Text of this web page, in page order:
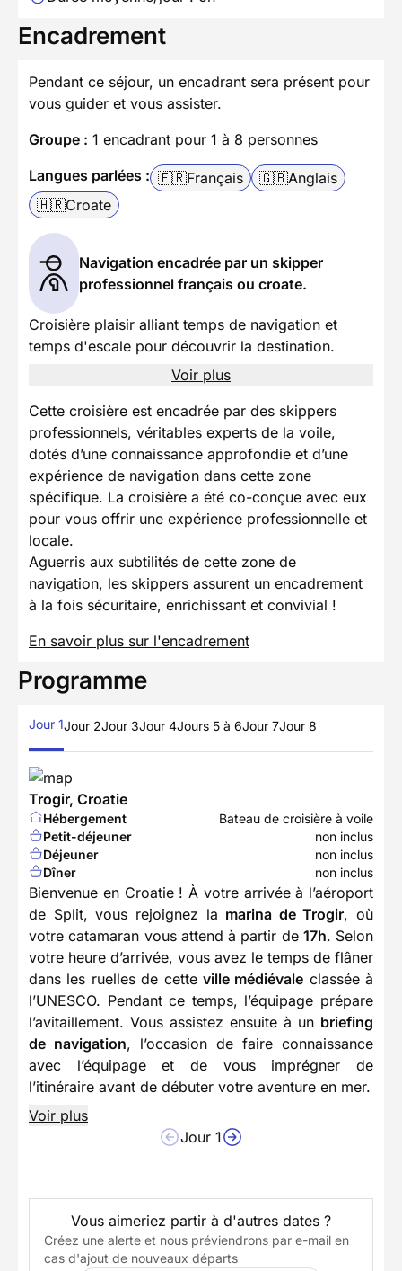
Encadrement
Pendant ce séjour, un encadrant sera présent pour
vous guider et vous assister.
Groupe : 1 encadrant pour 1 à 8 personnes
Langues parlées : 🇫🇷Français 🇬🇧Anglais
🇭🇷Croate
Navigation encadrée par un skipper
professionnel français ou croate.
Croisière plaisir alliant temps de navigation et
temps d'escale pour découvrir la destination.
Voir plus
Cette croisière est encadrée par des skippers
professionnels, véritables experts de la voile,
dotés d’une connaissance approfondie et d’une
expérience de navigation dans cette zone
spécifique. La croisière a été co-conçue avec eux
pour vous offrir une expérience professionnelle et
locale.
Aguerris aux subtilités de cette zone de
navigation, les skippers assurent un encadrement
à la fois sécuritaire, enrichissant et convivial !
En savoir plus sur l'encadrement
Programme
Jour 1Jour 2Jour 3Jour 4Jours 5 à 6Jour 7Jour 8
Trogir, Croatie
Hébergement
Bateau de croisière à voile
Petit-déjeuner
non inclus
Déjeuner
non inclus
Dîner
non inclus
Bienvenue en Croatie ! À votre arrivée à l’aéroport
de Split, vous rejoignez la marina de Trogir, où
votre catamaran vous attend à partir de 17h. Selon
votre heure d’arrivée, vous avez le temps de flâner
dans les ruelles de cette ville médiévale classée à
l’UNESCO. Pendant ce temps, l’équipage prépare
l’avitaillement. Vous assistez ensuite à un briefing
de navigation, l’occasion de faire connaissance
avec l’équipage et de vous imprégner de
l’itinéraire avant de débuter votre aventure en mer.
Voir plus
Jour 1
Vous aimeriez partir à d'autres dates ?
Créez une alerte et nous préviendrons par e-mail en
cas d'ajout de nouveaux départs